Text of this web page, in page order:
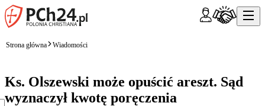
Strona główna Wiadomości
Ks. Olszewski może opuścić areszt. Sąd
wyznaczył kwotę poręczenia